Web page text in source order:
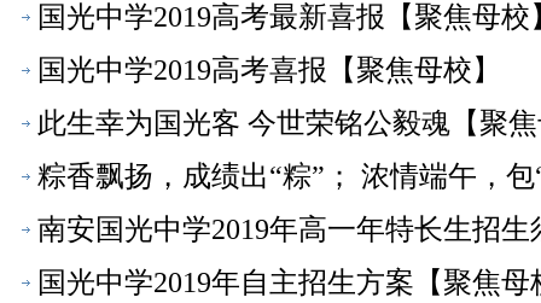
国光中学2019高考最新喜报【聚焦母校
国光中学2019高考喜报【聚焦母校】
此生幸为国光客 今世荣铭公毅魂【聚
粽香飘扬，成绩出“粽”； 浓情端午，
南安国光中学2019年高一年特长生招
国光中学2019年自主招生方案【聚焦母